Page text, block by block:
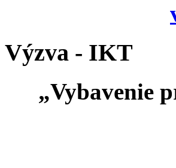
Výzva - IKT
„Vybavenie